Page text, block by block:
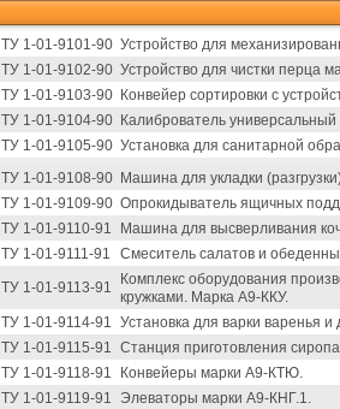
ТУ 1-01-9101-90 Устройство для
ТУ 1-01-9102-90 Устройство для чистки перца
ТУ 1-01-9103-90 Конвейер сортировки с
ТУ 1-01-9104-90 Калиброватель
ТУ 1-01-9105-90 Установка для санитарной
ТУ 1-01-9108-90 Машина для укладки
ТУ 1-01-9109-90 Опрокидыватель ящичных
ТУ 1-01-9110-91
Машина для высверливания
ТУ 1-01-9111-91
Смеситель салатов и
ТУ 1-01-9113-91
Комплекс оборудования
кружками. Марка А9-ККУ.
ТУ 1-01-9114-91 Установка для варки варенья
ТУ 1-01-9115-91 Станция приготовления
ТУ 1-01-9118-91
Конвейеры марки А9-КТЮ.
ТУ 1-01-9119-91
Элеваторы марки А9-КНГ.1.